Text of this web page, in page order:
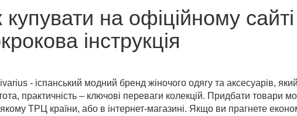
купувати на офіційному
інструкція
- іспанський модний бренд жіночого одягу та аксесуарів,
практичність – ключові переваги колекцій. Придбати товари
ТРЦ країни, або в інтернет-магазині. Якщо ви прагнете